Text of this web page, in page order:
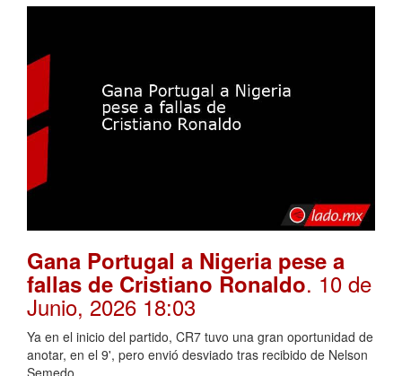
Gana Portugal a Nigeria pese a
fallas de Cristiano Ronaldo. 10 de
Junio, 2026 18:03
Ya en el inicio del partido, CR7 tuvo una gran oportunidad de
anotar, en el 9', pero envió desviado tras recibido de Nelson
Semedo